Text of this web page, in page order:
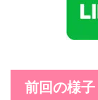
前回の様子